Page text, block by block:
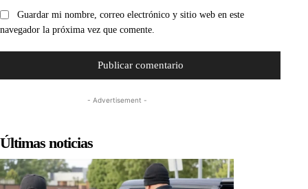
Guardar mi nombre, correo electrónico y sitio web en este
navegador la próxima vez que comente.
- Advertisement -
Últimas noticias